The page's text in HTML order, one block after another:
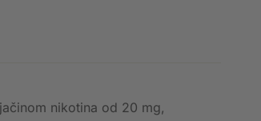
nikotina od 20 mg,